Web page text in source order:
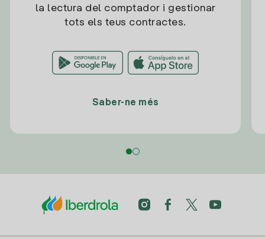
la lectura del comptador i gestionar
tots els teus contractes.
Saber-ne més